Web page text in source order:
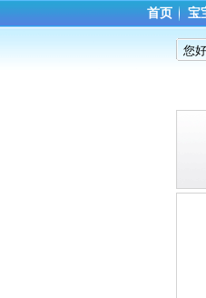
首页 宝
您